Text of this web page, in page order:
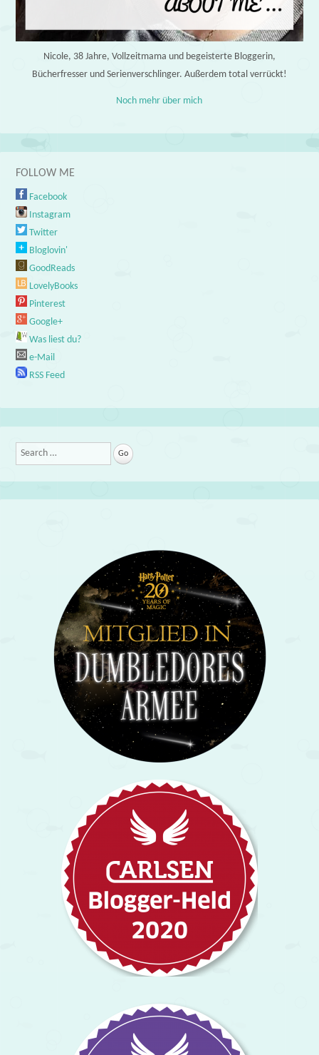
Nicole, 38 Jahre, Vollzeitmama und begeisterte Bloggerin,
Bücherfresser und Serienverschlinger. Außerdem total verrückt!
Noch mehr über mich
FOLLOW ME
Facebook
Instagram
Twitter
Bloglovin'
GoodReads
LovelyBooks
Pinterest
Google+
Was liest du?
e-Mail
RSS Feed
Search